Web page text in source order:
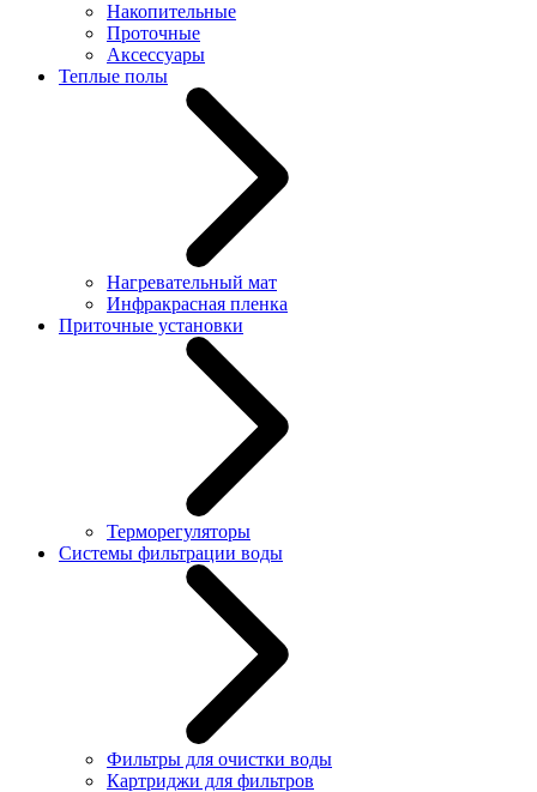
Накопительные
Проточные
Аксессуары
Теплые полы
Нагревательный мат
Инфракрасная пленка
Приточные установки
Терморегуляторы
Системы фильтрации воды
Фильтры для очистки воды
Картриджи для фильтров